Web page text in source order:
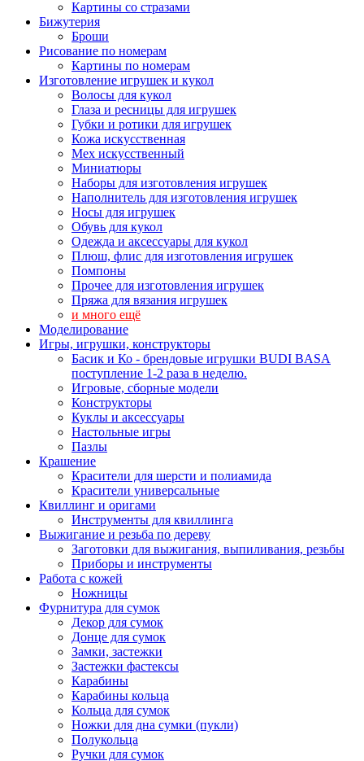
Картины co стразами
Бижутерия
Броши
Рисование по номерам
Картины по номерам
Изготовление игрушек и кукол
Волосы для кукол
Глаза и ресницы для игрушек
Губки и ротики для игрушек
Кожа искусственная
Мех искусственный
Миниатюры
Наборы для изготовления игрушек
Наполнитель для изготовления игрушек
Носы для игрушек
Обувь для кукол
Одежда и аксессуары для кукол
Плюш, флис для изготовления игрушек
Помпоны
Прочее для изготовления игрушек
Пряжа для вязания игрушек
и много ещё
Моделирование
Игры, игрушки, конструкторы
Басик и Ко - брендовые игрушки BUDI BASA
поступление 1-2 раза в неделю.
Игровые, сборные модели
Конструкторы
Куклы и аксессуары
Настольные игры
Пазлы
Крашение
Красители для шерсти и полиамида
Красители универсальные
Квиллинг и оригами
Инструменты для квиллинга
Выжигание и резьба по дереву
Заготовки для выжигания, выпиливания, резьбы
Приборы и инструменты
Работа с кожей
Ножницы
Фурнитура для сумок
Декор для сумок
Донце для сумок
Замки, застежки
Застежки фастексы
Карабины
Карабины кольца
Кольца для сумок
Ножки для дна сумки (пукли)
Полукольца
Ручки для сумок